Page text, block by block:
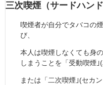
三次喫煙（サードハンド
喫煙者が自分でタバコの
び、
本人は喫煙しなくても身
しまうことを「受動喫煙｣
または「二次喫煙｣(セカ